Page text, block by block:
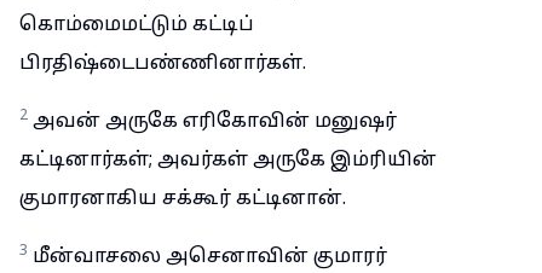
கொம்மைமட்டும் கட்டிப்
பிரதிஷ்டைபண்ணினார்கள்.
2 அவன் அருகே எரிகோவின் மனுஷர்
கட்டினார்கள்; அவர்கள் அருகே இம்ரியின்
குமாரனாகிய சக்கூர் கட்டினான்.
3 மீன்வாசலை அசெனாவின் குமாரர்